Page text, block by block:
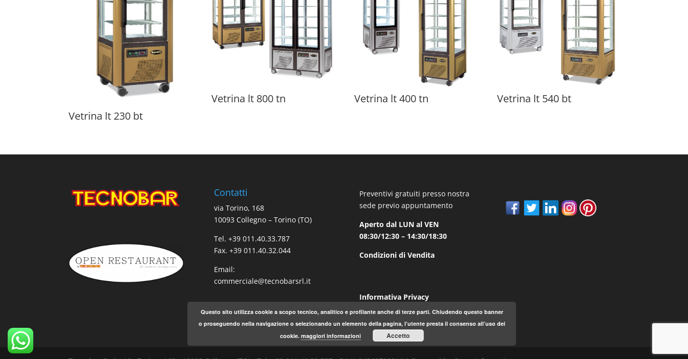
Vetrina lt 230 bt
Vetrina lt 800 tn Vetrina lt 400 tn Vetrina lt 540 bt
Contatti
via Torino, 168
10093 Collegno – Torino (TO)
Tel. +39 011.40.33.787
Fax. +39 011.40.32.044
Email:
commerciale@tecnobarsrl.it
Preventivi gratuiti presso nostra
sede previo appuntamento
Aperto dal LUN al VEN
08:30/12:30 – 14:30/18:30
Condizioni di Vendita
Informativa Privacy
Questo sito utilizza cookie a scopo tecnico, analitico e profilante anche di terze parti. Chiudendo questo banner
o proseguendo nella navigazione o selezionando un elemento della pagina, l’utente presta il consenso all’uso dei
cookie. maggiori informazioni Accetto